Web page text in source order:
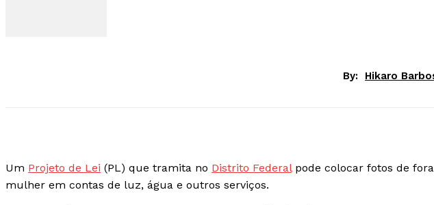
By: Hikaro
Um Projeto de Lei (PL) que tramita no Distrito Federalpode colocar fotos de
mulher em contas de luz, água e outros serviços.